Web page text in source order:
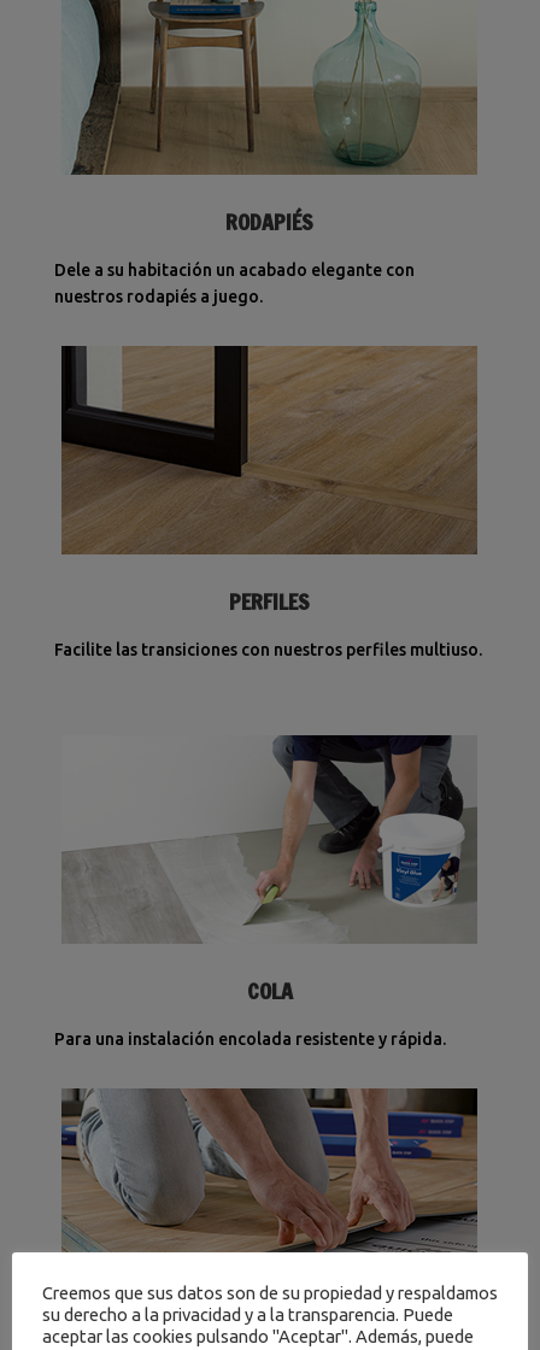
RODAPIÉS
Dele a su habitación un acabado elegante con
nuestros rodapiés a juego.
PERFILES
Facilite las transiciones con nuestros perfiles multiuso.
COLA
Para una instalación encolada resistente y rápida.
HERRAMIENTAS DE INSTALACIÓN
Creemos que sus datos son de su propiedad y respaldamos
su derecho a la privacidad y a la transparencia. Puede
aceptar las cookies pulsando "Aceptar". Además, puede